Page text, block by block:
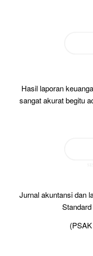
Hasil laporan
sangat akurat begitu
Jurnal akuntansi dan